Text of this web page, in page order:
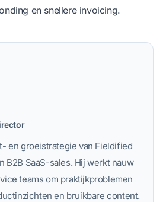
en snellere invoicing.
en groeistrategie van Fieldified
B2B SaaS-sales. Hij werkt nauw
teams om praktijkproblemen
en bruikbare content.